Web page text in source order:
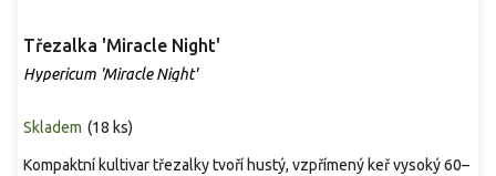
Třezalka 'Miracle Night'
Hypericum 'Miracle Night'
Skladem (18 ks)
Kompaktní kultivar třezalky tvoří hustý, vzpřímený keř vysoký 60–